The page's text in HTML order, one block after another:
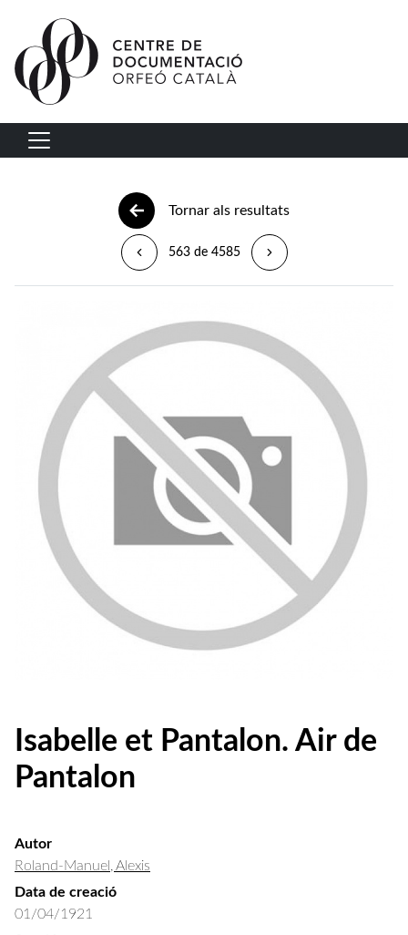
Vés al contingut
Navegació principal
Tornar als resultats
563 de 4585
Isabelle et Pantalon. Air de
Pantalon
Autor
Roland-Manuel, Alexis
Data de creació
01/04/1921